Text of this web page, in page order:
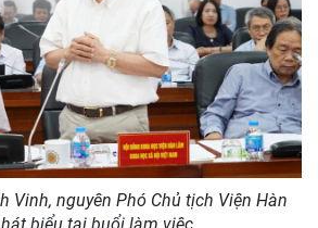
Vinh, nguyên Phó Chủ tịch Viện Hàn